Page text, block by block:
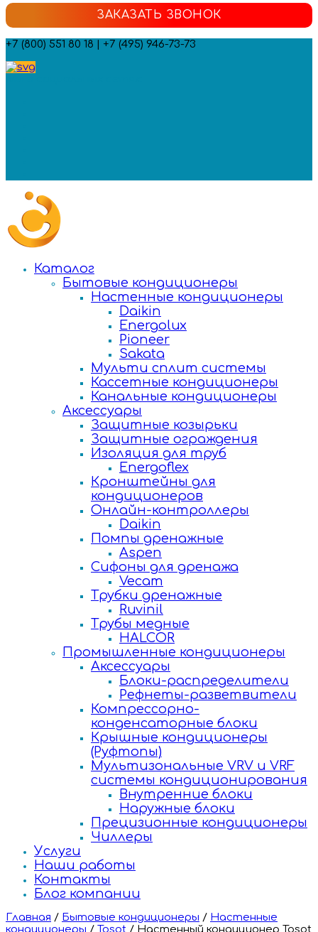
ЗАКАЗАТЬ ЗВОНОК
+7 (800) 551 80 18 | +7 (495) 946-73-73
Каталог
Бытовые кондиционеры
Настенные кондиционеры
Daikin
Energolux
Pioneer
Sakata
Мульти сплит системы
Кассетные кондиционеры
Канальные кондиционеры
Аксессуары
Защитные козырьки
Защитные ограждения
Изоляция для труб
Energoflex
Кронштейны для
кондиционеров
Онлайн-контроллеры
Daikin
Помпы дренажные
Aspen
Сифоны для дренажа
Vecam
Трубки дренажные
Ruvinil
Трубы медные
HALCOR
Промышленные кондиционеры
Аксессуары
Блоки-распределители
Рефнеты-разветвители
Компрессорно-
конденсаторные блоки
Крышные кондиционеры
(Руфтопы)
Мультизональные VRV и VRF
системы кондиционирования
Внутренние блоки
Наружные блоки
Прецизионные кондиционеры
Чиллеры
Услуги
Наши работы
Контакты
Блог компании
Главная / Бытовые кондиционеры / Настенные
кондиционеры / Tosot / Настенный кондиционер Tosot